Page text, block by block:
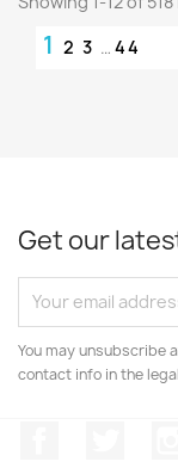
1 2 3 … 44
Get our
You may unsubscribe
contact info in the